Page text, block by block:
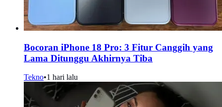
Bocoran iPhone 18 Pro: 3 Fitur Canggih yang
Lama Ditunggu Akhirnya Tiba
Tekno•1 hari lalu